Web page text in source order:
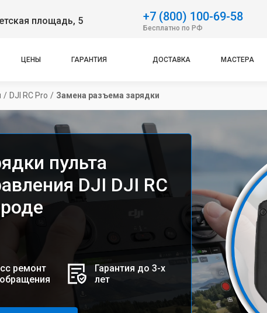
площадь, 5 +7 (800) 100-69-58
Бесплатно по РФ
ЦЕНЫ ГАРАНТИЯ ДОСТАВКА МАСТЕРА
/ DJI RC Pro / Замена разъема зарядки
пульта
DJI DJI RC
ремонт
Гарантия до 3-х
лет